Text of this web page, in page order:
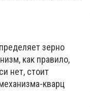
зерно
как правило,
нет, стоит
кварц